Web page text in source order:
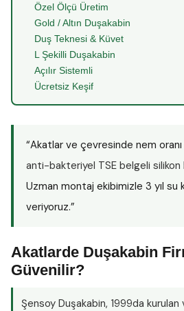
Özel Ölçü Üretim
Gold / Altın Duşakabin
Duş Teknesi & Küvet
L Şekilli Duşakabin
Açılır Sistemli
Ücretsiz Keşif
“Akatlar ve çevresinde nem
anti-bakteriyel TSE belgeli silikon
Uzman montaj ekibimizle 3 yıl su
veriyoruz.”
Akatlarde Duşakabin
Güvenilir?
Şensoy Duşakabin, 1999da